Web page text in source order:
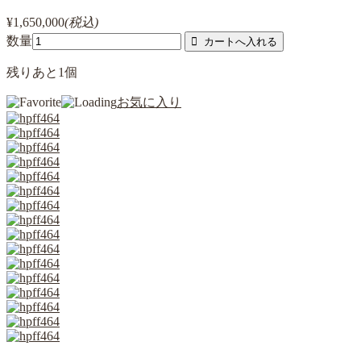
¥1,650,000(税込)
数量
残りあと 1個
お気に入り